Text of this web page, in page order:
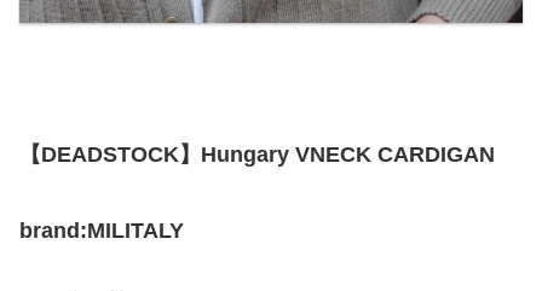
【DEADSTOCK】Hungary VNECK CARDIGAN
brand:MILITALY